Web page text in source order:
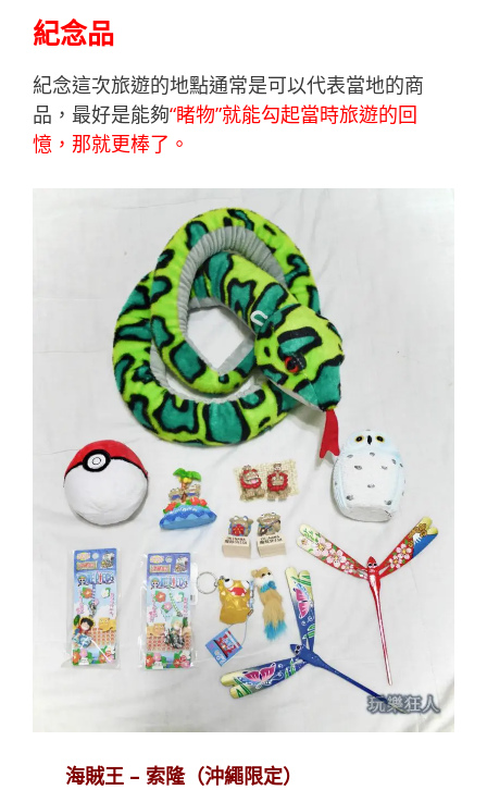
紀念品
紀念這次旅遊的地點通常是可以代表當地的商
品，最好是能夠“睹物”就能勾起當時旅遊的回
憶，那就更棒了。
海賊王 – 索隆（沖繩限定）